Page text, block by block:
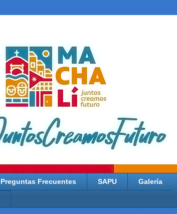
Preguntas Frecuentes SAPU Galería